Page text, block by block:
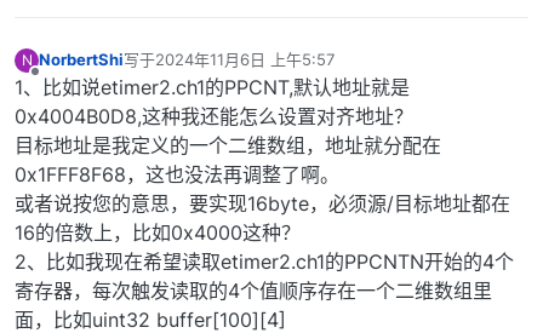
N
离线
NorbertShi写于2024年11月6日 上午5:57
最后由 编辑
1、比如说etimer2.ch1的PPCNT,默认地址就是
0x4004B0D8,这种我还能怎么设置对齐地址？
目标地址是我定义的一个二维数组，地址就分配在
0x1FFF8F68，这也没法再调整了啊。
或者说按您的意思，要实现16byte，必须源/目标地址都在
16的倍数上，比如0x4000这种？
2、比如我现在希望读取etimer2.ch1的PPCNTN开始的4个
寄存器，每次触发读取的4个值顺序存在一个二维数组里
面，比如uint32 buffer[100][4]